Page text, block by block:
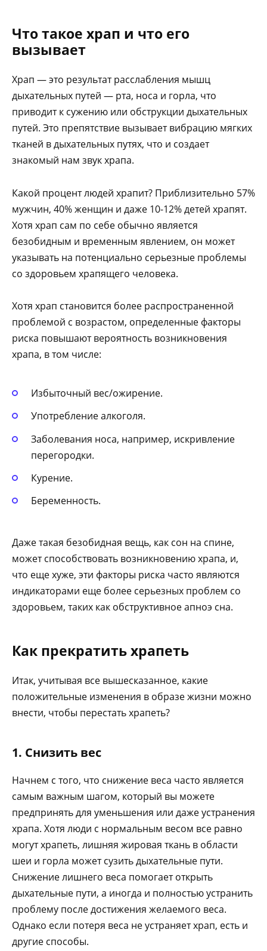
Что такое храп и что его
вызывает
Храп — это результат расслабления мышц
дыхательных путей — рта, носа и горла, что
приводит к сужению или обструкции дыхательных
путей. Это препятствие вызывает вибрацию мягких
тканей в дыхательных путях, что и создает
знакомый нам звук храпа.
Какой процент людей храпит? Приблизительно 57%
мужчин, 40% женщин и даже 10-12% детей храпят.
Хотя храп сам по себе обычно является
безобидным и временным явлением, он может
указывать на потенциально серьезные проблемы
со здоровьем храпящего человека.
Хотя храп становится более распространенной
проблемой с возрастом, определенные факторы
риска повышают вероятность возникновения
храпа, в том числе:
Избыточный вес/ожирение.
Употребление алкоголя.
Заболевания носа, например, искривление
перегородки.
Курение.
Беременность.
Даже такая безобидная вещь, как сон на спине,
может способствовать возникновению храпа, и,
что еще хуже, эти факторы риска часто являются
индикаторами еще более серьезных проблем со
здоровьем, таких как обструктивное апноэ сна.
Как прекратить храпеть
Итак, учитывая все вышесказанное, какие
положительные изменения в образе жизни можно
внести, чтобы перестать храпеть?
1. Снизить вес
Начнем с того, что снижение веса часто является
самым важным шагом, который вы можете
предпринять для уменьшения или даже устранения
храпа. Хотя люди с нормальным весом все равно
могут храпеть, лишняя жировая ткань в области
шеи и горла может сузить дыхательные пути.
Снижение лишнего веса помогает открыть
дыхательные пути, а иногда и полностью устранить
проблему после достижения желаемого веса.
Однако если потеря веса не устраняет храп, есть и
другие способы.